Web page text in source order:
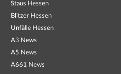
Staus Hessen
Blitzer Hessen
Unfälle Hessen
A3 News
A5 News
A661 News